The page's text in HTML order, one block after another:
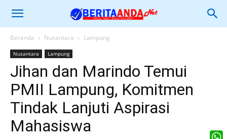
Beranda Nusantara Lampung
Nusantara Lampung
Jihan dan Marindo Temui
PMII Lampung, Komitmen
Tindak Lanjuti Aspirasi
Mahasiswa